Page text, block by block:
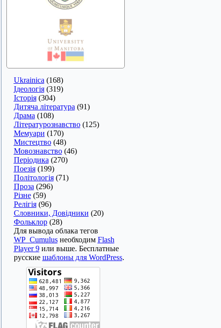
Ukrainica (168)
Ідеологія(319)
Історія(304)
Дитяча література (91)
Драма (108)
Літературознавство(125)
Мемуари (170)
Мистецтво(48)
Мовознавство(46)
Періодика (270)
Поезія(199)
Політологія(71)
Проза (296)
Різне(59)
Релігія(96)
Словники, Довідники (20)
Фольклор(28)
Для вывода облака тегов
WP_Cumulusнеобходим Flash
Player 9или выше. Бесплатные
русские шаблоны для WordPress.